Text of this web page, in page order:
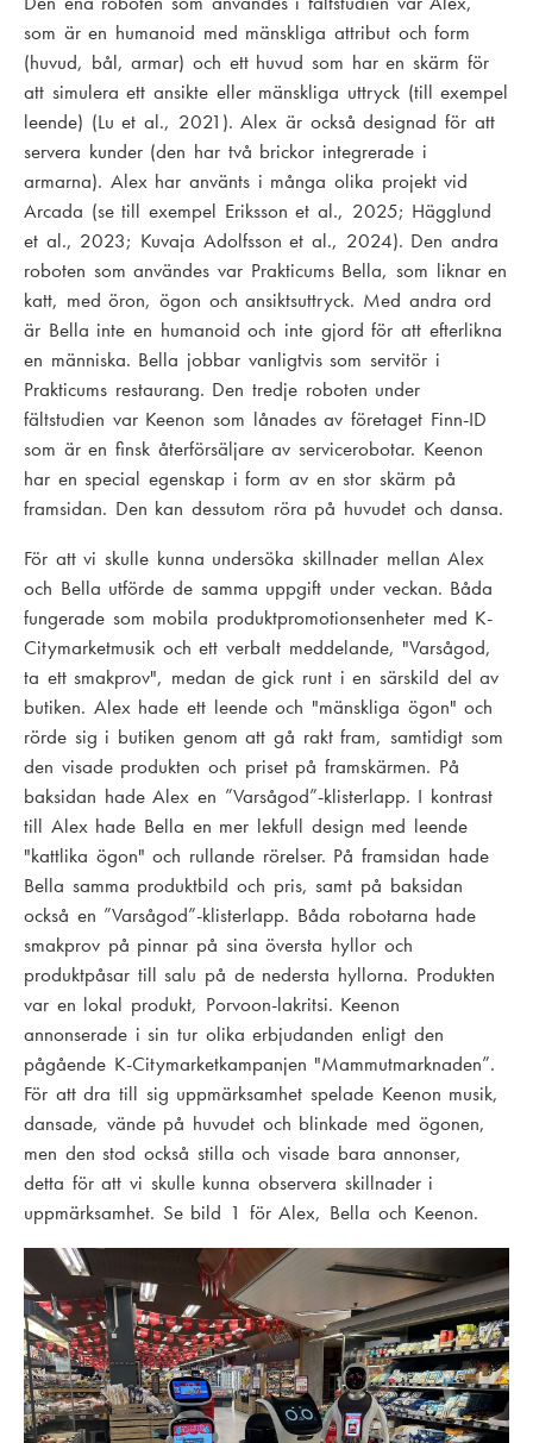
som är en humanoid med mänskliga attribut och form
(huvud, bål, armar) och ett huvud som har en skärm för
att simulera ett ansikte eller mänskliga uttryck (till exempel
leende) (Lu et al., 2021). Alex är också designad för att
servera kunder (den har två brickor integrerade i
armarna). Alex har använts i många olika projekt vid
Arcada (se till exempel Eriksson et al., 2025; Hägglund
et al., 2023; Kuvaja Adolfsson et al., 2024). Den andra
roboten som användes var Prakticums Bella, som liknar en
katt, med öron, ögon och ansiktsuttryck. Med andra ord
är Bella inte en humanoid och inte gjord för att efterlikna
en människa. Bella jobbar vanligtvis som servitör i
Prakticums restaurang. Den tredje roboten under
fältstudien var Keenon som lånades av företaget Finn-ID
som är en finsk återförsäljare av servicerobotar. Keenon
har en special egenskap i form av en stor skärm på
framsidan. Den kan dessutom röra på huvudet och dansa.
För att vi skulle kunna undersöka skillnader mellan Alex
och Bella utförde de samma uppgift under veckan. Båda
fungerade som mobila produktpromotionsenheter med K-
Citymarketmusik och ett verbalt meddelande, "Varsågod,
ta ett smakprov", medan de gick runt i en särskild del av
butiken. Alex hade ett leende och "mänskliga ögon" och
rörde sig i butiken genom att gå rakt fram, samtidigt som
den visade produkten och priset på framskärmen. På
baksidan hade Alex en ”Varsågod”-klisterlapp. I kontrast
till Alex hade Bella en mer lekfull design med leende
"kattlika ögon" och rullande rörelser. På framsidan hade
Bella samma produktbild och pris, samt på baksidan
också en ”Varsågod”-klisterlapp. Båda robotarna hade
smakprov på pinnar på sina översta hyllor och
produktpåsar till salu på de nedersta hyllorna. Produkten
var en lokal produkt, Porvoon-lakritsi. Keenon
annonserade i sin tur olika erbjudanden enligt den
pågående K-Citymarketkampanjen "Mammutmarknaden”.
För att dra till sig uppmärksamhet spelade Keenon musik,
dansade, vände på huvudet och blinkade med ögonen,
men den stod också stilla och visade bara annonser,
detta för att vi skulle kunna observera skillnader i
uppmärksamhet. Se bild 1 för Alex, Bella och Keenon.